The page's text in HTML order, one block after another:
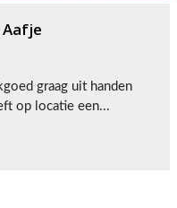
graag uit handen
op locatie een...